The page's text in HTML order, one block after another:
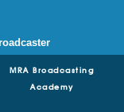
MRA Broadcasting
Academy